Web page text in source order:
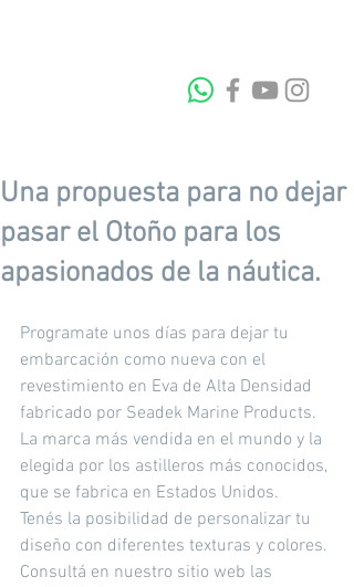
Una propuesta para no dejar
pasar el Otoño para los
apasionados de la náutica.
Programate unos días para dejar tu
embarcación como nueva con el
revestimiento en Eva de Alta Densidad
fabricado por Seadek Marine Products.
La marca más vendida en el mundo y la
elegida por los astilleros más conocidos,
que se fabrica en Estados Unidos.
Tenés la posibilidad de personalizar tu
diseño con diferentes texturas y colores.
Consultá en nuestro sitio web las